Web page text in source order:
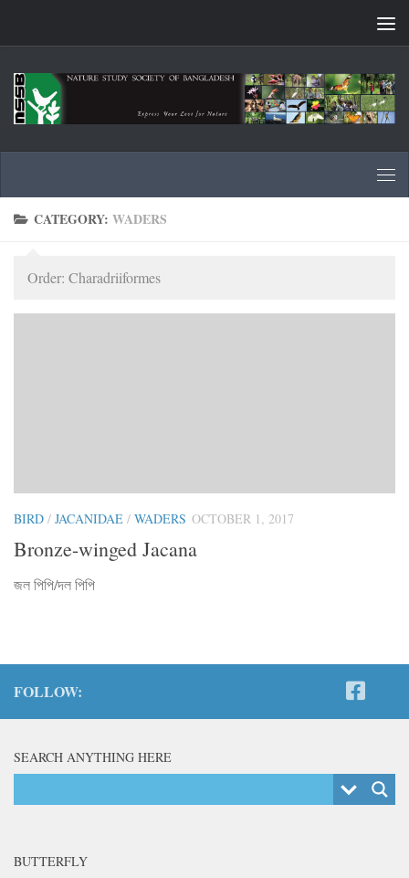
CATEGORY: WADERS
Order: Charadriiformes
BIRD / JACANIDAE / WADERS OCTOBER 1, 2017
Bronze-winged Jacana
জল পিপি/দল পিপি
FOLLOW:
SEARCH ANYTHING HERE
BUTTERFLY